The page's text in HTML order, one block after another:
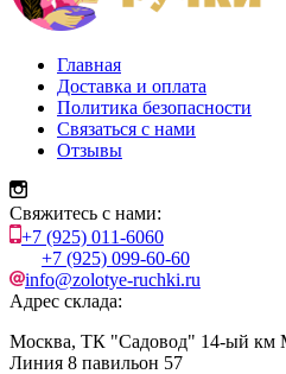
Главная
Доставка и оплата
Политика безопасности
Связаться с нами
Отзывы
Свяжитесь с нами:
+7 (925) 011-6060
+7 (925) 099-60-60
info@zolotye-ruchki.ru
Адрес склада:
Москва, ТК "Садовод" 14-ый км
Линия 8 павильон 57